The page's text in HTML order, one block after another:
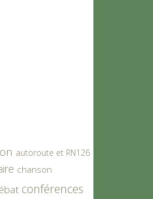
autoroute et RN126
chanson
conférences